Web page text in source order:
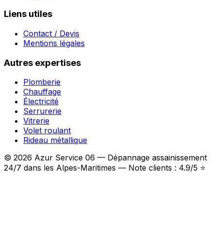
Liens utiles
Contact / Devis
Mentions légales
Autres expertises
Plomberie
Chauffage
Électricité
Serrurerie
Vitrerie
Volet roulant
Rideau métallique
© 2026 Azur Service 06 — Dépannage assainissement
24/7 dans les Alpes-Maritimes — Note clients : 4.9/5 ⭐